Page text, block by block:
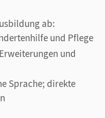
ab:
und Pflege
und
Sprache; direkte